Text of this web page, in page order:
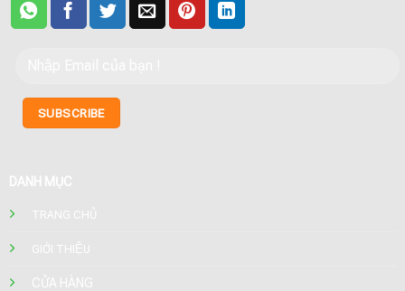
DANH MỤC
TRANG CHỦ
GIỚI THIỆU
CỬA HÀNG